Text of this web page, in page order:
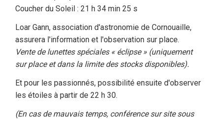
Coucher du Soleil : 21 h 34 min 25 s
Loar Gann, association d'astronomie de Cornouaille,
assurera l'information et l'observation sur place.
Vente de lunettes spéciales « éclipse » (uniquement
sur place et dans la limite des stocks disponibles).
Et pour les passionnés, possibilité ensuite d'observer
les étoiles à partir de 22 h 30.
(En cas de mauvais temps, conférence sur site sous